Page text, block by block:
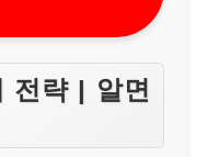
전략 | 알면